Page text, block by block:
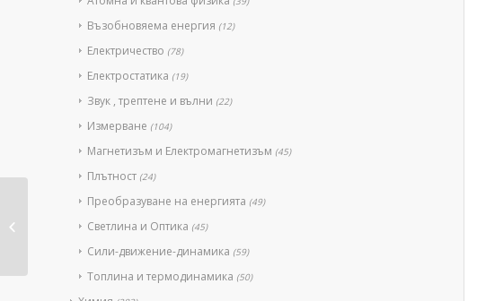
Възобновяема енергия (12)
Електричество (78)
Електростатика (19)
Звук , трептене и вълни (22)
Измерване (104)
Магнетизъм и Електромагнетизъм (45)
Плътност (24)
Преобразуване на енергията (49)
Светлина и Оптика (45)
Сили-движение-динамика (59)
Топлина и термодинамика (50)
Физични явления –
лабораторни
упражне...